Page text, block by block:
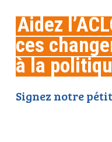
Aidez
ces
à la
Signez notre
gouvernement